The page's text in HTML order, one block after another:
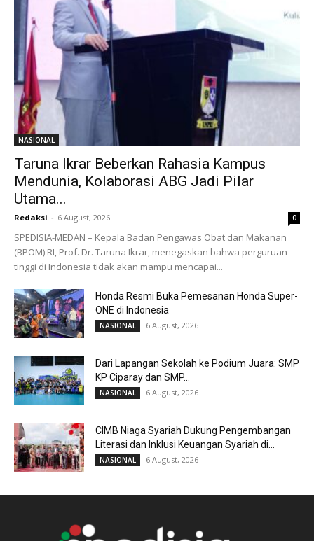
NASIONAL
Taruna Ikrar Beberkan Rahasia Kampus
Mendunia, Kolaborasi ABG Jadi Pilar
Utama...
Redaksi - 6 August, 2026 0
SPEDISIA-MEDAN – Kepala Badan Pengawas Obat dan Makanan
(BPOM) RI, Prof. Dr. Taruna Ikrar, menegaskan bahwa perguruan
tinggi di Indonesia tidak akan mampu mencapai...
Honda Resmi Buka Pemesanan Honda Super-
ONE di Indonesia
NASIONAL 6 August, 2026
Dari Lapangan Sekolah ke Podium Juara: SMP
KP Ciparay dan SMP...
NASIONAL 6 August, 2026
CIMB Niaga Syariah Dukung Pengembangan
Literasi dan Inklusi Keuangan Syariah di...
NASIONAL 6 August, 2026